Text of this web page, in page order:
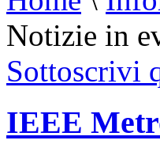
Notizie in
Sottoscrivi
IEEE